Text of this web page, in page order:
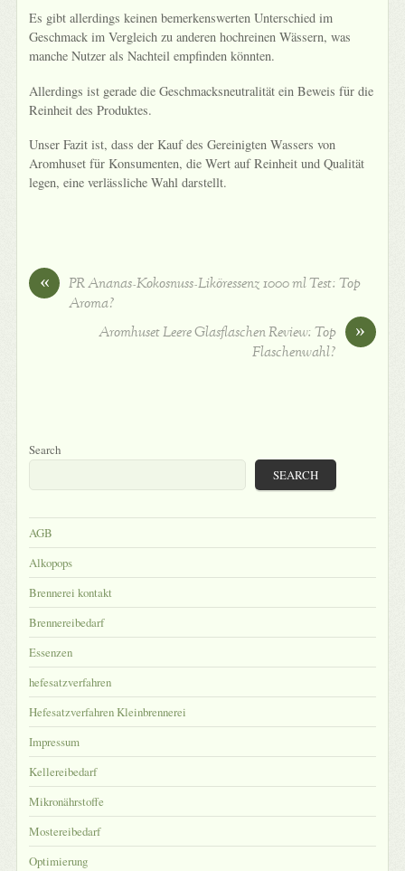
Es gibt allerdings keinen bemerkenswerten Unterschied im
Geschmack im Vergleich zu anderen hochreinen Wässern, was
manche Nutzer als Nachteil empfinden könnten.
Allerdings ist gerade die Geschmacksneutralität ein Beweis für die
Reinheit des Produktes.
Unser Fazit ist, dass der Kauf des Gereinigten Wassers von
Aromhuset für Konsumenten, die Wert auf Reinheit und Qualität
legen, eine verlässliche Wahl darstellt.
«
PR Ananas-Kokosnuss-Liköressenz 1000 ml Test: Top
Aroma?
»
Aromhuset Leere Glasflaschen Review: Top
Flaschenwahl?
Search
SEARCH
AGB
Alkopops
Brennerei kontakt
Brennereibedarf
Essenzen
hefesatzverfahren
Hefesatzverfahren Kleinbrennerei
Impressum
Kellereibedarf
Mikronährstoffe
Mostereibedarf
Optimierung